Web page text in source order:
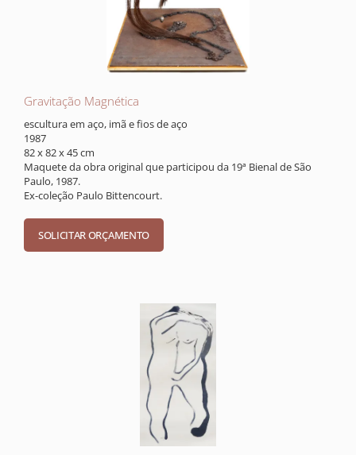
Gravitação Magnética
escultura em aço, imã e fios de aço
1987
82 x 82 x 45 cm
Maquete da obra original que participou da 19ª Bienal de São
Paulo, 1987.
Ex-coleção Paulo Bittencourt.